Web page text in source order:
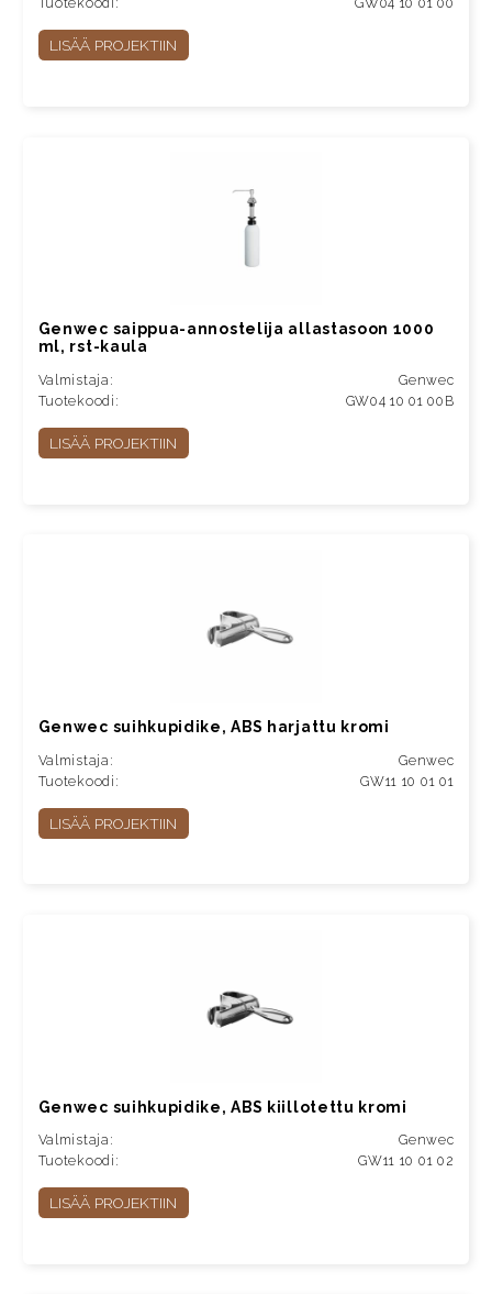
Tuotekoodi: GW04 10 01 00
LISÄÄ PROJEKTIIN
Genwec saippua-annostelija allastasoon 1000
ml, rst-kaula
Valmistaja:
Genwec
Tuotekoodi:
GW04 10 01 00B
LISÄÄ PROJEKTIIN
Genwec suihkupidike, ABS harjattu kromi
Valmistaja:
Genwec
Tuotekoodi:
GW11 10 01 01
LISÄÄ PROJEKTIIN
Genwec suihkupidike, ABS kiillotettu kromi
Valmistaja:
Genwec
Tuotekoodi:
GW11 10 01 02
LISÄÄ PROJEKTIIN